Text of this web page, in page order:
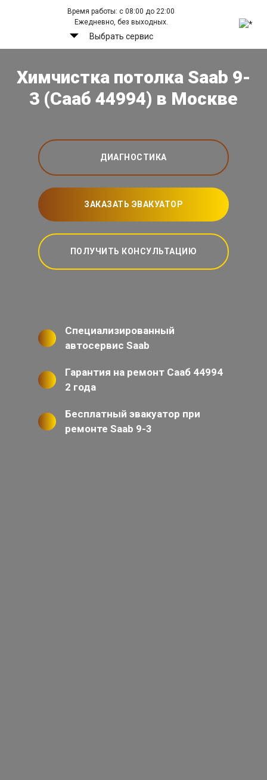
Время работы: с 08:00 до 22:00
Ежедневно, без выходных.
Выбрать сервис
Химчистка потолка Saab 9-
3 (Сааб 44994) в Москве
ДИАГНОСТИКА
ЗАКАЗАТЬ ЭВАКУАТОР
ПОЛУЧИТЬ КОНСУЛЬТАЦИЮ
Специализированный
автосервис Saab
Гарантия на ремонт Сааб 44994
2 года
Бесплатный эвакуатор при
ремонте Saab 9-3